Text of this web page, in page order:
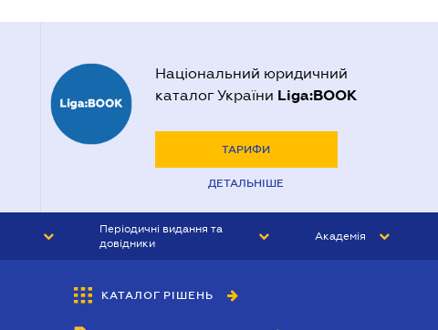
Національний юридичний
каталог України Liga:BOOK
ТАРИФИ
ДЕТАЛЬНІШЕ
Періодичні видання та
довідники
БУХГАЛТЕР&ЗАКОН
Академія
КАТАЛОГ РІШЕНЬ